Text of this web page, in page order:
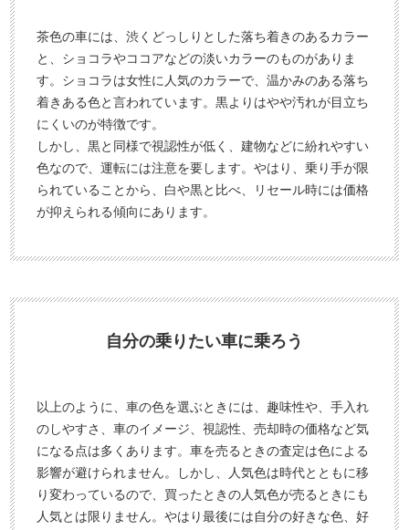
茶色の車には、渋くどっしりとした落ち着きのあるカラー
と、ショコラやココアなどの淡いカラーのものがありま
す。ショコラは女性に人気のカラーで、温かみのある落ち
着きある色と言われています。黒よりはやや汚れが目立ち
にくいのが特徴です。
しかし、黒と同様で視認性が低く、建物などに紛れやすい
色なので、運転には注意を要します。やはり、乗り手が限
られていることから、白や黒と比べ、リセール時には価格
が抑えられる傾向にあります。
自分の乗りたい車に乗ろう
以上のように、車の色を選ぶときには、趣味性や、手入れ
のしやすさ、車のイメージ、視認性、売却時の価格など気
になる点は多くあります。車を売るときの査定は色による
影響が避けられません。しかし、人気色は時代とともに移
り変わっているので、買ったときの人気色が売るときにも
人気とは限りません。やはり最後には自分の好きな色、好